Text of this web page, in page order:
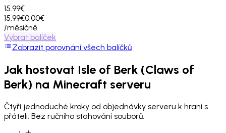
15.99€
15.99€0.00€
/měsíčně
Vybrat balíček
Zobrazit porovnání všech balíčků
Jak hostovat Isle of Berk (Claws of
Berk) na Minecraft serveru
Čtyři jednoduché kroky od objednávky serveru k hraní s
přáteli. Bez ručního stahování souborů.